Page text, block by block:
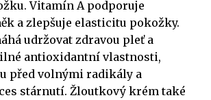
Vitamín A podporuje
a zlepšuje elasticitu pokožky.
udržovat zdravou pleť a
antioxidantní vlastnosti,
před volnými radikály a
stárnutí. Žloutkový krém také